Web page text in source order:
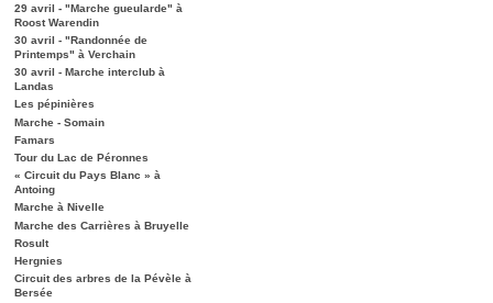
29 avril - "Marche gueularde" à
Roost Warendin
30 avril - "Randonnée de
Printemps" à Verchain
30 avril - Marche interclub à
Landas
Les pépinières
Marche - Somain
Famars
Tour du Lac de Péronnes
« Circuit du Pays Blanc » à
Antoing
Marche à Nivelle
Marche des Carrières à Bruyelle
Rosult
Hergnies
Circuit des arbres de la Pévèle à
Bersée